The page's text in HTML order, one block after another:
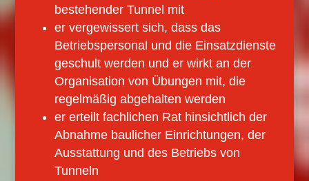
bestehender Tunnel mit
er vergewissert sich, dass das
Betriebspersonal und die Einsatzdienste
geschult werden und er wirkt an der
Organisation von Übungen mit, die
regelmäßig abgehalten werden
er erteilt fachlichen Rat hinsichtlich der
Abnahme baulicher Einrichtungen, der
Ausstattung und des Betriebs von
Tunneln